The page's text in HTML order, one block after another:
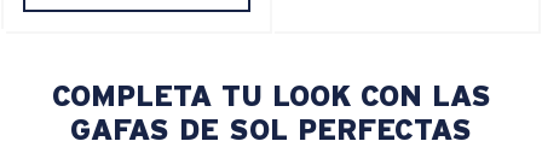
COMPLETA TU LOOK CON LAS
GAFAS DE SOL PERFECTAS